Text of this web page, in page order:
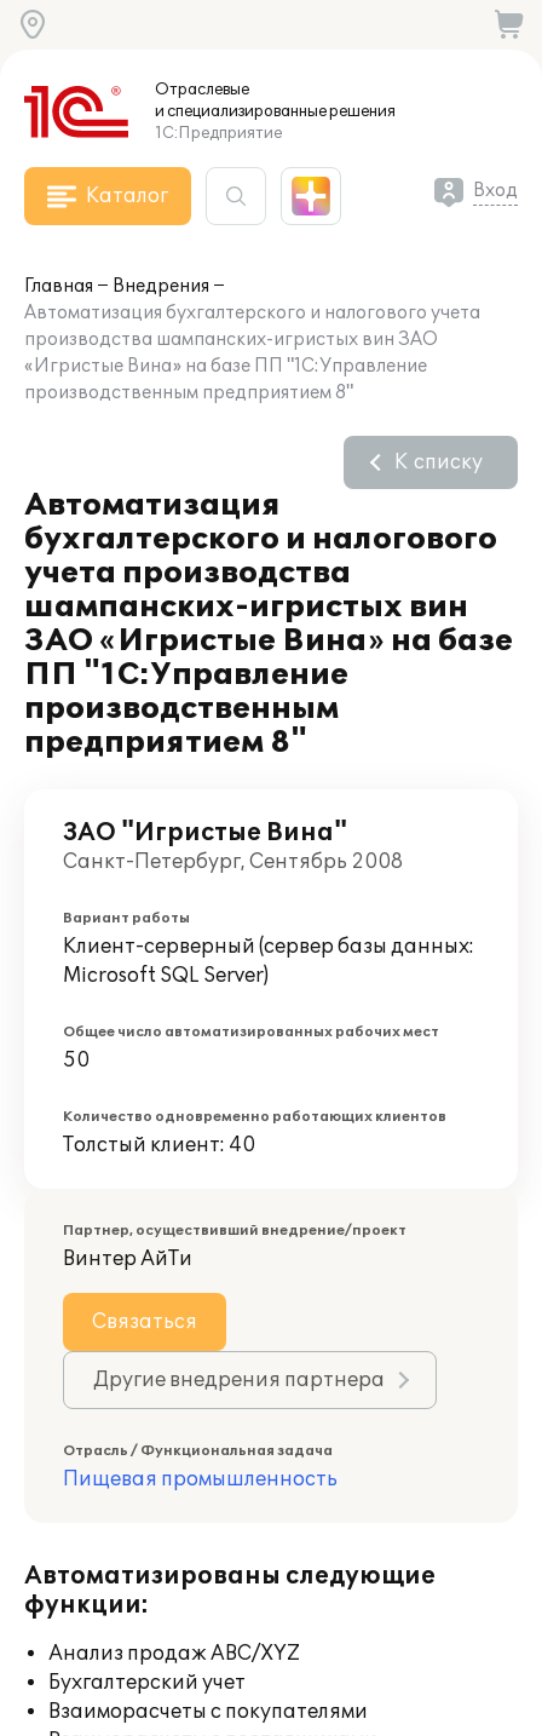
Отраслевые
и специализированныерешения
1С:Предприятие
Каталог Вход
Главная
Внедрения
Автоматизация бухгалтерского и налогового учета
производства шампанских-игристых вин ЗАО
«Игристые Вина» на базе ПП "1С:Управление
производственным предприятием 8"
Автоматизация
бухгалтерского и налогового
учета производства
шампанских-игристых вин
ЗАО «Игристые Вина» на базе
ПП "1С:Управление
производственным
предприятием 8"
К списку
ЗАО "Игристые Вина"
Санкт-Петербург, Сентябрь 2008
Вариант работы
Клиент-серверный (сервер базы данных:
Microsoft SQL Server)
Общее число автоматизированных рабочих мест
50
Количество одновременно работающих клиентов
Толстый клиент: 40
Партнер, осуществивший внедрение/проект
Винтер АйТи
Связаться
Другие внедрения партнера
Отрасль / Функциональная задача
Пищевая промышленность
Автоматизированы следующие
функции:
Анализ продаж ABC/XYZ
Бухгалтерский учет
Взаиморасчеты с покупателями